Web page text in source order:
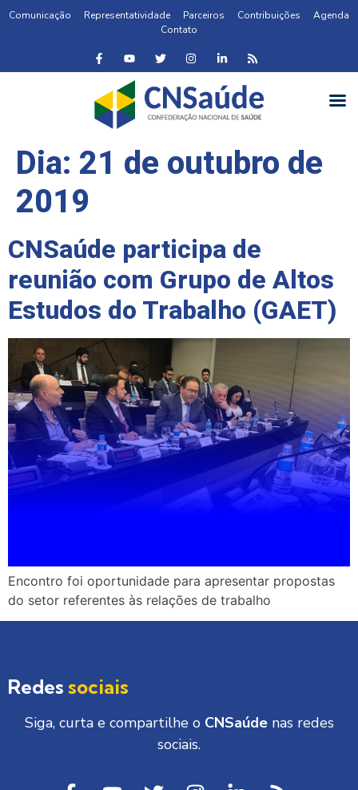
Comunicação Representatividade Parceiros Contribuições
Agenda
Contato
Dia: 21 de outubro de
2019
CNSaúde participa de
reunião com Grupo de Altos
Estudos do Trabalho (GAET)
Encontro foi oportunidade para apresentar propostas
do setor referentes às relações de trabalho
Redes sociais
Siga, curta e compartilhe o CNSaúdenas redes
sociais.